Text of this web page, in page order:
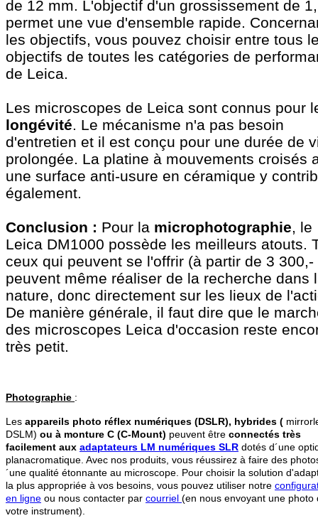
de 12 mm. L'objectif d'un grossissement de
permet une vue d'ensemble rapide.
les objectifs, vous pouvez choisir entre tous
objectifs de toutes les catégories de
de Leica.
Les microscopes de Leica sont connus pour
longévité. Le mécanisme n'a pas besoin
d'entretien et il est conçu pour une durée de
prolongée. La platine à mouvements croisés
une surface anti-usure en céramique y
également.
Conclusion : Pour la microphotographie, le
Leica DM1000 possède les meilleurs atouts.
ceux qui peuvent se l'offrir (à partir de 3 300,-
peuvent même réaliser de la recherche dans
nature, donc directement sur les lieux de
De manière générale, il faut dire que le
des microscopes Leica d'occasion reste
très petit.
Photographie :
Les appareils photo réflex numériques (DSLR), hybrides (
DSLM) ou à monture C (C-Mount) peuvent être connectés très
facilement aux adaptateurs LM numériques SLR dotés d´une
planacromatique. Avec nos produits, vous réussirez à faire des
´une qualité étonnante au microscope. Pour choisir la solution
la plus appropriée à vos besoins, vous pouvez utiliser notre
en ligne ou nous contacter par courriel (en nous envoyant une photo
votre instrument).